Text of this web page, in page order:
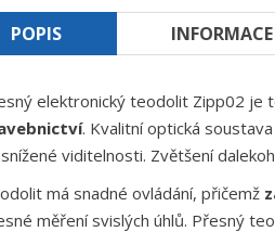
POPIS INFORMACE
elektronický teodolit Zipp02 je
. Kvalitní optická
viditelnosti. Zvětšení
má snadné ovládání, přičemž
měření svislých úhlů. Přesný